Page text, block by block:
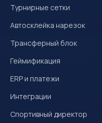
Турнирные сетки
Автосклейка нарезок
Трансферный блок
Геймификация
ERP и платежи
Интеграции
Спортивный директор